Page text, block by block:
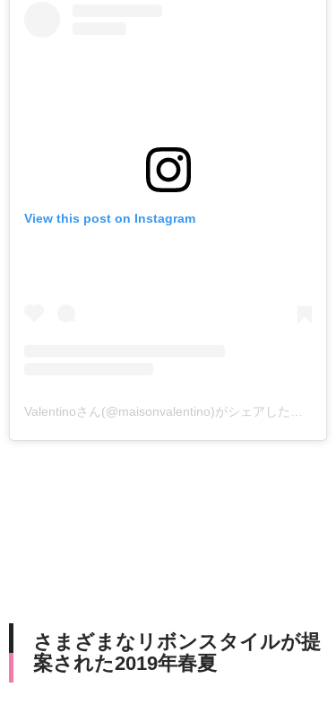
View this post on Instagram
さまざまなリボンスタイルが提
案された2019年春夏